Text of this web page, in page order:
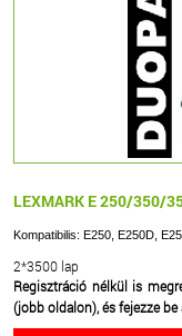
LEXMARK E 250/350/
Kompatibilis: E250, E250D,
2*3500 lap
Regisztráció nélkül is
(jobb oldalon), és fejezze